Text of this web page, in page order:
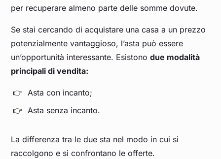
per recuperare almeno parte delle somme dovute.
Se stai cercando di acquistare una casa a un prezzo
potenzialmente vantaggioso, l’asta può essere
un’opportunità interessante. Esistonodue modalità
principali di vendita:
Asta con incanto;
Asta senza incanto.
La differenza tra le due sta nel modo in cui si
raccolgono e si confrontano le offerte.